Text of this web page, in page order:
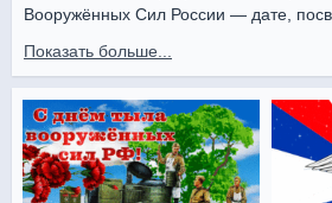
Вооружённых Сил России — дате,
труженикам тыла за их важный вклад
профессиональным праздником.
Показать больше...